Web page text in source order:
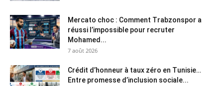
Mercato choc : Comment Trabzonspor a
réussi l’impossible pour recruter
Mohamed...
7 août 2026
Crédit d’honneur à taux zéro en Tunisie…
Entre promesse d’inclusion sociale...